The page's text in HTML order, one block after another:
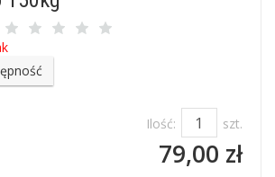
Ilość: szt.
79,00 zł